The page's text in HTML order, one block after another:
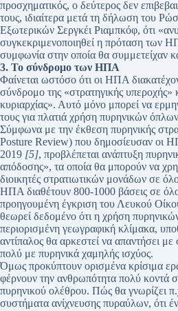
προσχηματικός, ο δεύτερος δεν
τους, ιδιαίτερα μετά τη δήλωση του
Εξωτερικών Σεργκέι Ριαμπκόφ, ότι
συγκεκριμενοποιηθεί η πρόταση των
συμφωνία στην οποία θα συμμετείχαν
3. Το σύνδρομο των ΗΠΑ
Φαίνεται ωστόσο ότι οι ΗΠΑ
σύνδρομο της «στρατηγικής υπεροχής»
κυριαρχίας». Αυτό μόνο μπορεί να
τους για πλατιά χρήση πυρηνικών
Σύμφωνα με την έκθεση πυρηνικής
Posture Review) που δημοσίευσαν οι
2019 [5], προβλέπεται ανάπτυξη
απόδοσης», τα οποία θα μπορούν να
διοικητές στρατιωτικών μονάδων σε
ΗΠΑ διαθέτουν 800-1000 βάσεις σε
προηγουμένη έγκριση του Λευκού
θεωρεί δεδομένο ότι η χρήση
περιορισμένη γεωγραφική κλίμακα,
αντίπαλος θα αρκεστεί να απαντήσει
πολύ με πυρηνικά χαμηλής ισχύος.
Όμως προκύπτουν ορισμένα κρίσιμα
φέρνουν την ανθρωπότητα πολύ κοντά
πυρηνικού ολέθρου. Πώς θα γνωρίζει
συστήματα ανίχνευσης πυραύλων, ότι